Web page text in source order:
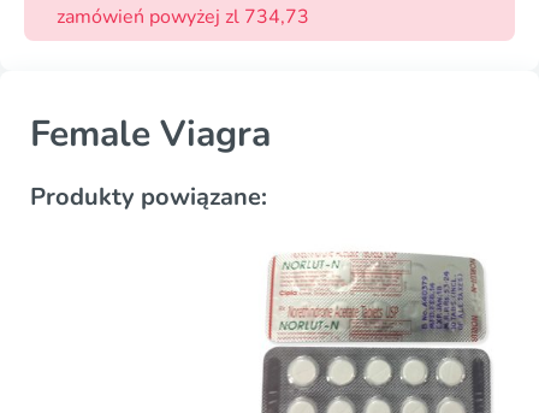
zamówień powyżej zl 734,73
Female Viagra
Produkty powiązane: